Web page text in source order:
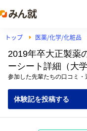
トップ 医薬/化学/化粧品
2019年卒大正製薬
ーシート詳細（大
参加した先輩たちの口コミ・
体験記を投稿する